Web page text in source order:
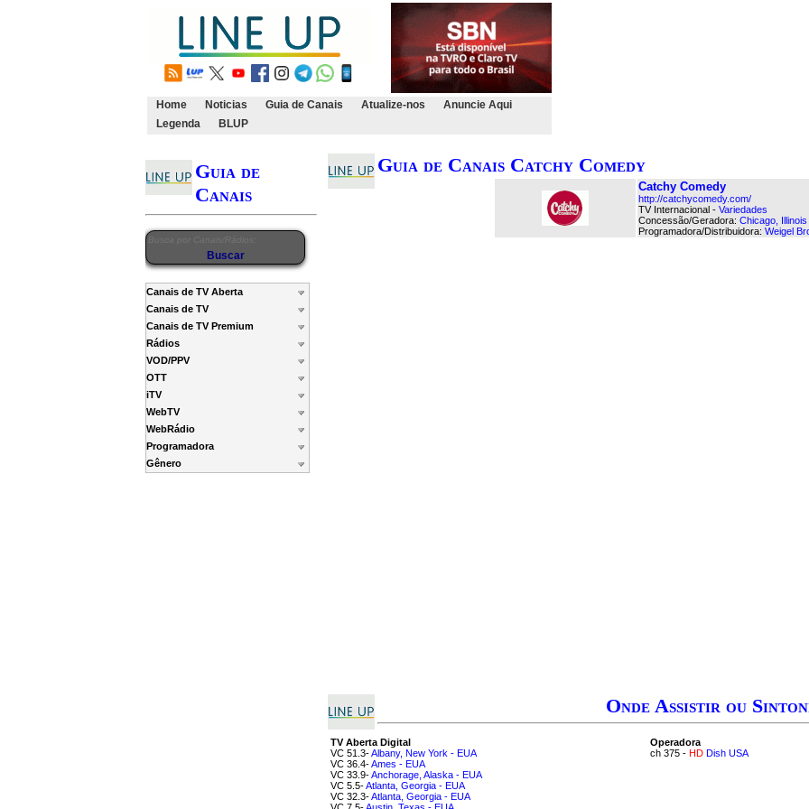
Home Noticias Guia de Canais Atualize-nos
Anuncie Aqui
Legenda
BLUP
Guia de
Canais
Canais de TV Aberta
Canais de TV
Canais de TV Premium
Rádios
VOD/PPV
OTT
iTV
WebTV
WebRádio
Programadora
Gênero
Guia de Canais Catchy Comedy
Catchy Comedy
http://catchycomedy.com/
TV Internacional - Variedades
Concessão/Geradora: Chicago,
Programadora/Distribuidora: Weigel
Onde Assistir ou
TV Aberta Digital
VC 51.3-Albany, New York - EUA
VC 36.4-Ames - EUA
VC 33.9-Anchorage, Alaska - EUA
VC 5.5-Atlanta, Georgia - EUA
VC 32.3-Atlanta, Georgia - EUA
Operadora
ch 375 - HD Dish USA